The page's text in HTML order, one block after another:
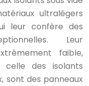
ultralégers
leur confère des
Leur
faible,
celle des isolants
sont des panneaux